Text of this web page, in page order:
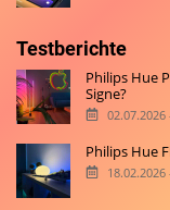
Testberichte
Philips Hue
Signe?
Philips Hue